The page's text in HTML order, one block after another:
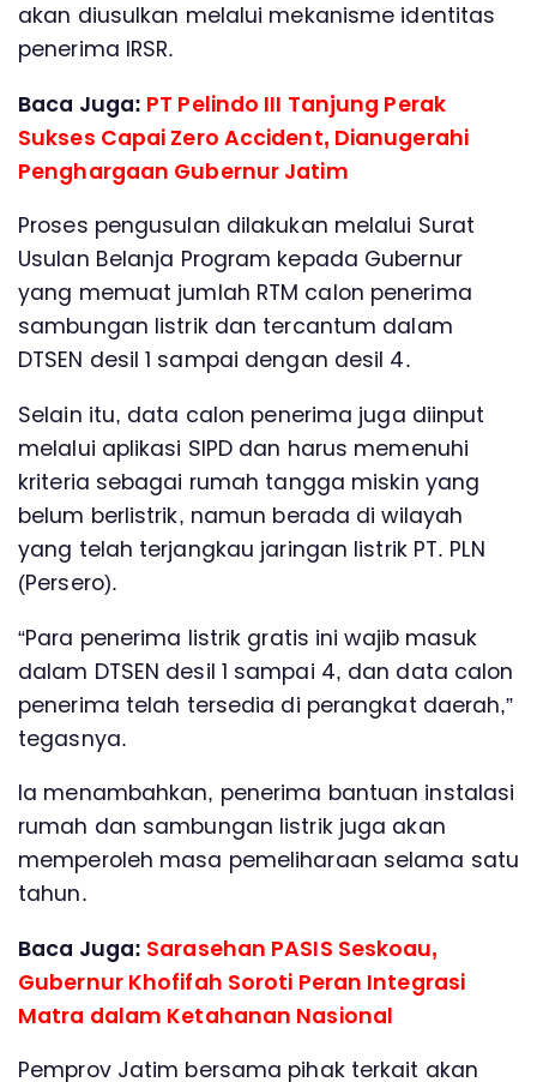
akan diusulkan melalui mekanisme identitas
penerima IRSR.
Baca Juga: PT Pelindo III Tanjung Perak
Sukses Capai Zero Accident, Dianugerahi
Penghargaan Gubernur Jatim
Proses pengusulan dilakukan melalui Surat
Usulan Belanja Program kepada Gubernur
yang memuat jumlah RTM calon penerima
sambungan listrik dan tercantum dalam
DTSEN desil 1 sampai dengan desil 4.
Selain itu, data calon penerima juga diinput
melalui aplikasi SIPD dan harus memenuhi
kriteria sebagai rumah tangga miskin yang
belum berlistrik, namun berada di wilayah
yang telah terjangkau jaringan listrik PT. PLN
(Persero).
“Para penerima listrik gratis ini wajib masuk
dalam DTSEN desil 1 sampai 4, dan data calon
penerima telah tersedia di perangkat daerah,”
tegasnya.
Ia menambahkan, penerima bantuan instalasi
rumah dan sambungan listrik juga akan
memperoleh masa pemeliharaan selama satu
tahun.
Baca Juga: Sarasehan PASIS Seskoau,
Gubernur Khofifah Soroti Peran Integrasi
Matra dalam Ketahanan Nasional
Pemprov Jatim bersama pihak terkait akan